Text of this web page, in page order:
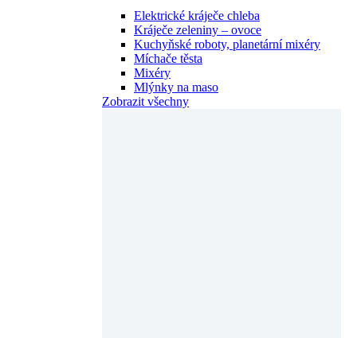
Elektrické kráječe chleba
Kráječe zeleniny – ovoce
Kuchyňské roboty, planetární mixéry
Míchače těsta
Mixéry
Mlýnky na maso
Zobrazit všechny